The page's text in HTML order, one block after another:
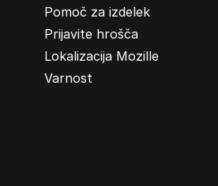
Pomoč za izdelek
Prijavite hrošča
Lokalizacija Mozille
Varnost